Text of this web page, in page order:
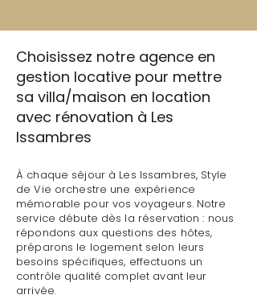
Choisissez notre agence en
gestion locative pour mettre
sa villa/maison en location
avec rénovation à Les
Issambres
À chaque séjour à Les Issambres, Style
de Vie orchestre une expérience
mémorable pour vos voyageurs. Notre
service débute dès la réservation : nous
répondons aux questions des hôtes,
préparons le logement selon leurs
besoins spécifiques, effectuons un
contrôle qualité complet avant leur
arrivée.